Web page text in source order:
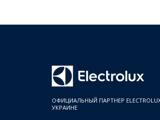
Зажим для штанги
ОФИЦИАЛЬНЫЙ ПАРТНЕР
УКРАИНЕ